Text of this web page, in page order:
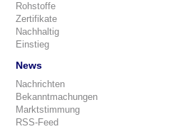
Rohstoffe
Zertifikate
Nachhaltig
Einstieg
News
Nachrichten
Bekanntmachungen
Marktstimmung
RSS-Feed